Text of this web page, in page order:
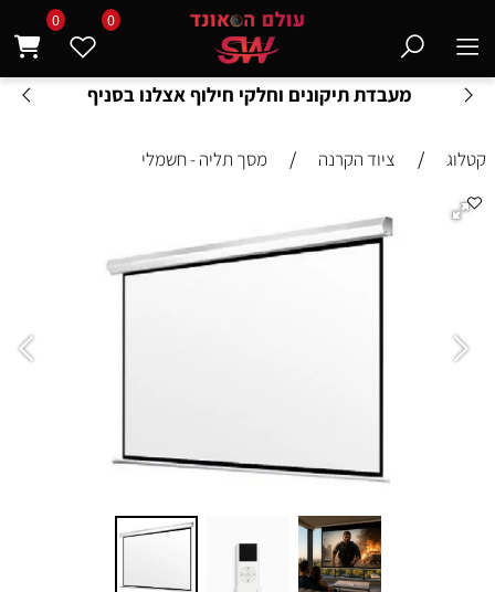
מעבדת תיקונים וחלקי חילוף אצלנו בסניף
0 0
קטלוג / ציוד הקרנה / מסך תליה - חשמלי